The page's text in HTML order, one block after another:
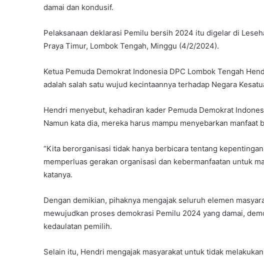
damai dan kondusif.
Pelaksanaan deklarasi Pemilu bersih 2024 itu digelar di
Praya Timur, Lombok Tengah, Minggu (4/2/2024).
Ketua Pemuda Demokrat Indonesia DPC Lombok Tengah
adalah salah satu wujud kecintaannya terhadap Negara
Hendri menyebut, kehadiran kader Pemuda Demokrat
Namun kata dia, mereka harus mampu menyebarkan manfaat
“Kita berorganisasi tidak hanya berbicara tentang
memperluas gerakan organisasi dan kebermanfaatan untuk
katanya.
Dengan demikian, pihaknya mengajak seluruh elemen
mewujudkan proses demokrasi Pemilu 2024 yang damai,
kedaulatan pemilih.
Selain itu, Hendri mengajak masyarakat untuk tidak